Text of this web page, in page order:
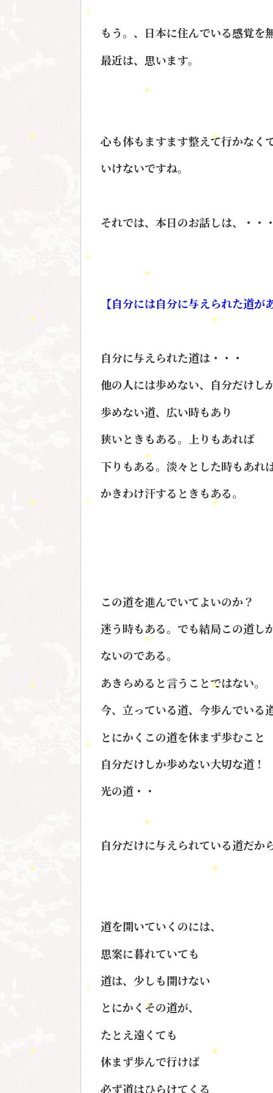
もう。、日本に住んでいる感覚を
最近は、思います。
心も体もますます整えて行かなく
いけないですね。
それでは、本日のお話しは、・・
【自分には自分に与えられた道が
自分に与えられた道は・・・
他の人には歩めない、自分だけし
歩めない道、広い時もあり
狭いときもある。上りもあれば
下りもある。淡々とした時もあれ
かきわけ汗するときもある。
この道を進んでいてよいのか？
迷う時もある。でも結局この道し
ないのである。
あきらめると言うことではない。
今、立っている道、今歩んでいる
とにかくこの道を休まず歩むこと
自分だけしか歩めない大切な道！
光の道・・
自分だけに与えられている道だか
道を開いていくのには、
思案に暮れていても
道は、少しも開けない
とにかくその道が、
たとえ遠くても
休まず歩んで行けば
必ず道はひらけてくる